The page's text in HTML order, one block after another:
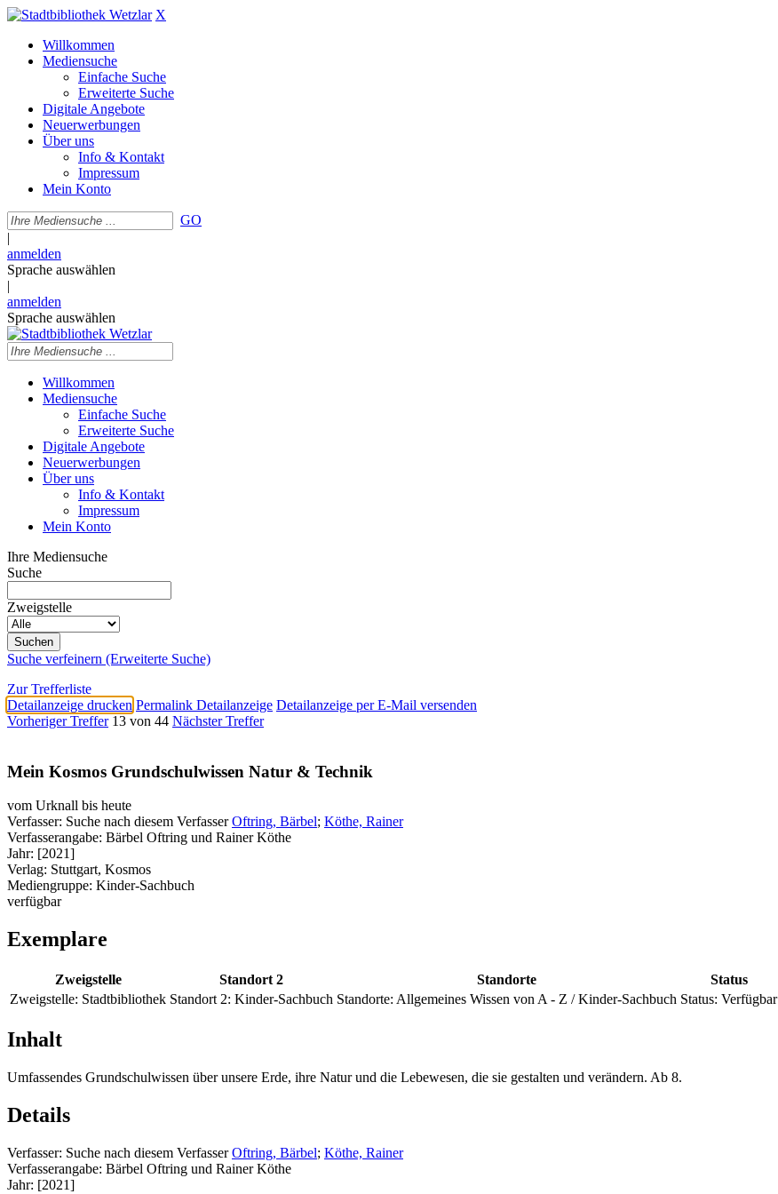
X
Willkommen
Mediensuche
Einfache Suche
Erweiterte Suche
Digitale Angebote
Neuerwerbungen
Über uns
Info & Kontakt
Impressum
Mein Konto
GO
|
anmelden
Sprache auswählen
|
anmelden
Sprache auswählen
Willkommen
Mediensuche
Einfache Suche
Erweiterte Suche
Digitale Angebote
Neuerwerbungen
Über uns
Info & Kontakt
Impressum
Mein Konto
Ihre Mediensuche
Suche
Zweigstelle
Suche verfeinern (Erweiterte Suche)
Zur Trefferliste
Detailanzeige drucken Permalink Detailanzeige Detailanzeige per E-Mail versenden
Vorheriger Treffer 13 von 44 Nächster Treffer
Mein Kosmos Grundschulwissen Natur & Technik
vom Urknall bis heute
Verfasser: Suche nach diesem Verfasser Oftring, Bärbel; Köthe, Rainer
Verfasserangabe: Bärbel Oftring und Rainer Köthe
Jahr: [2021]
Verlag: Stuttgart, Kosmos
Mediengruppe: Kinder-Sachbuch
verfügbar
Exemplare
Zweigstelle Standort 2 Standorte Status
Zweigstelle: Stadtbibliothek Standort 2: Kinder-Sachbuch Standorte: Allgemeines Wissen von A - Z / Kinder-Sachbuch Status: Verfügbar
Inhalt
Umfassendes Grundschulwissen über unsere Erde, ihre Natur und die Lebewesen, die sie gestalten und verändern. Ab 8.
Details
Verfasser: Suche nach diesem Verfasser Oftring, Bärbel; Köthe, Rainer
Verfasserangabe: Bärbel Oftring und Rainer Köthe
Jahr: [2021]